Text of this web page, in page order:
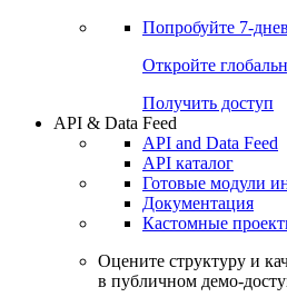
Попробуйте 7-
Откройте
Получить доступ
API & Data Feed
API and Data Feed
API каталог
Готовые модули
Документация
Кастомные
Оцените структуру и
в публичном демо-